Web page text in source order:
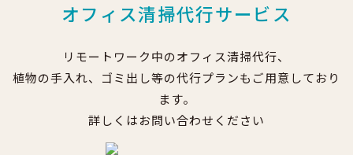
オフィス清掃代行サービス
リモートワーク中のオフィス清掃代行、
植物の手入れ、ゴミ出し等の代行プランもご用意しており
ます。
詳しくはお問い合わせください